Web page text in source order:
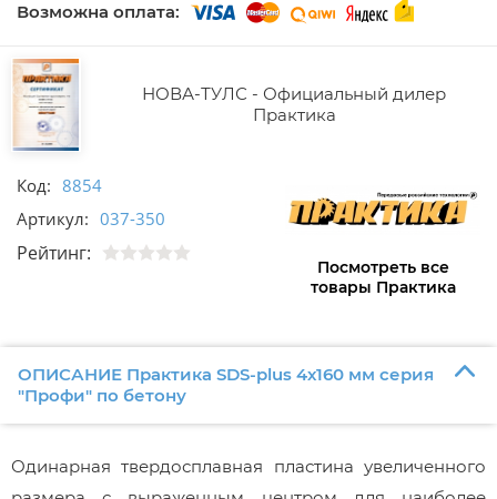
Возможна оплата:
НОВА-ТУЛС - Официальный дилер
Практика
Код: 8854
Артикул: 037-350
Рейтинг:
Посмотреть все
товары Практика
ОПИСАНИЕ Практика SDS-plus 4х160 мм серия
"Профи" по бетону
Одинарная твердосплавная пластина увеличенного